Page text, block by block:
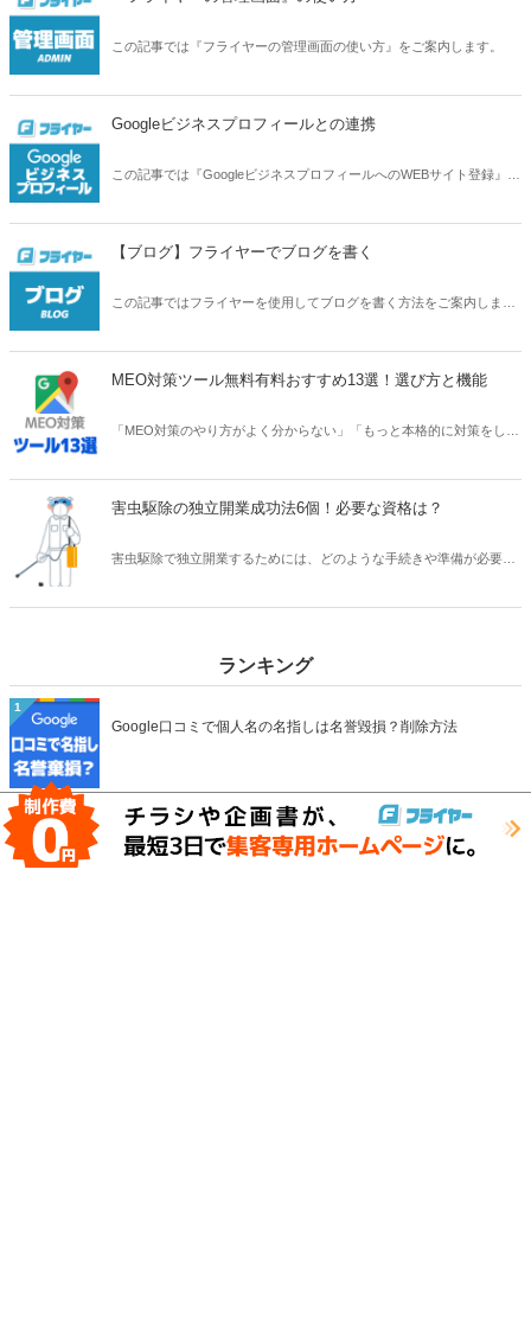
この記事では『フライヤーの管理画面の使い方』をご案内します。
Googleビジネスプロフィールとの連携
この記事では『GoogleビジネスプロフィールへのWEBサイト登録』、
案内します。
【ブログ】フライヤーでブログを書く
この記事ではフライヤーを使用してブログを書く方法をご案内しま
MEO対策ツール無料有料おすすめ13選！選び方と機能
「MEO対策のやり方がよく分からない」「もっと本格的に対策をした
す。今回は、おすすめのMEO対策ツールを無料・有料に分けてご紹介
します。
害虫駆除の独立開業成功法6個！必要な資格は？
害虫駆除で独立開業するためには、どのような手続きや準備が必要な
あるのでしょうか。独立開業して成功する方法についても解説しま
ランキング
1
Google口コミで個人名の名指しは名誉毀損？削除方法
特殊清掃員に向いてる人の特徴7個！きつい・給料安い？